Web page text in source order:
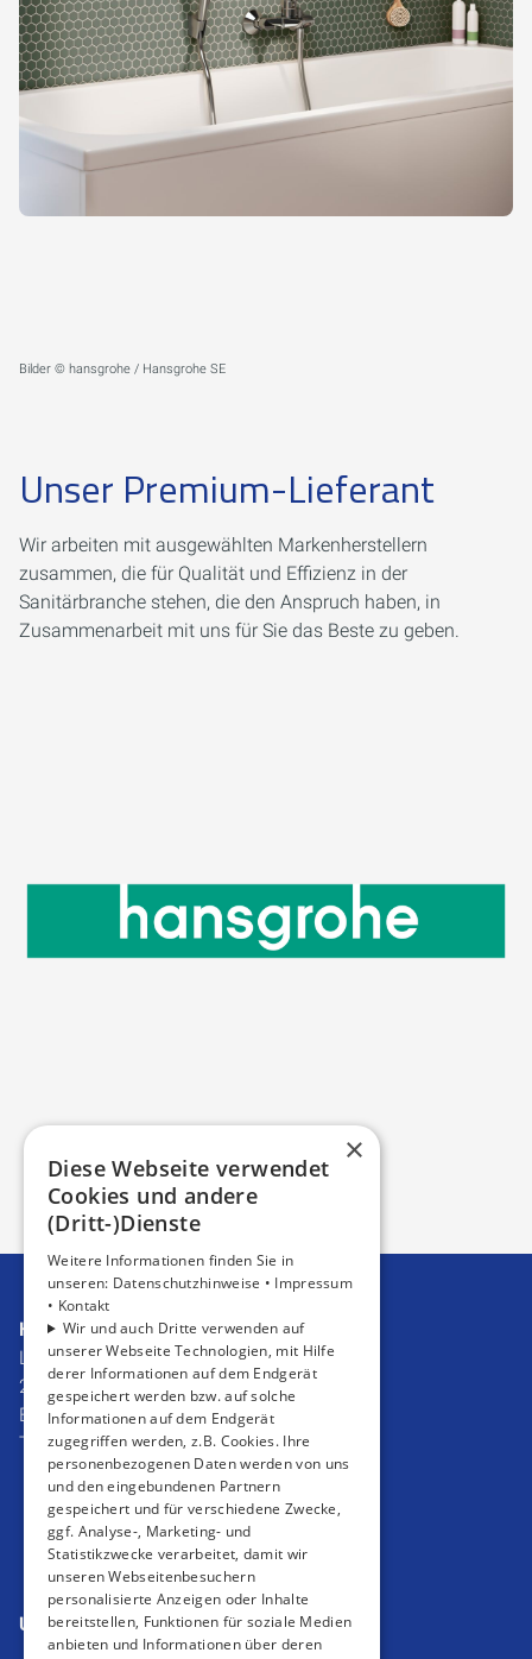
Bilder © hansgrohe / Hansgrohe SE
Unser Premium-Lieferant
Wir arbeiten mit ausgewählten Markenherstellern
zusammen, die für Qualität und Effizienz in der
Sanitärbranche stehen, die den Anspruch haben, in
Zusammenarbeit mit uns für Sie das Beste zu geben.
Haustechnik Rosenboom GmbH
Lippestraße 24
26548 Norderney
E-Mail: info@rosenboom-norderney.de
Tel.: 04932 8770
Impressum
Barrierefreiheitserklärung
Datenschutzerklärung
AGB
Unsere Bereiche
Privatkunden
×
Diese Webseite verwendet
Cookies und andere
(Dritt-)Dienste
Weitere Informationen finden Sie in
unseren: Datenschutzhinweise • Impressum
• Kontakt
Wir und auch Dritte verwenden auf
unserer Webseite Technologien, mit Hilfe
derer Informationen auf dem Endgerät
gespeichert werden bzw. auf solche
Informationen auf dem Endgerät
zugegriffen werden, z.B. Cookies. Ihre
personenbezogenen Daten werden von uns
und den eingebundenen Partnern
gespeichert und für verschiedene Zwecke,
ggf. Analyse-, Marketing- und
Statistikzwecke verarbeitet, damit wir
unseren Webseitenbesuchern
personalisierte Anzeigen oder Inhalte
bereitstellen, Funktionen für soziale Medien
anbieten und Informationen über deren